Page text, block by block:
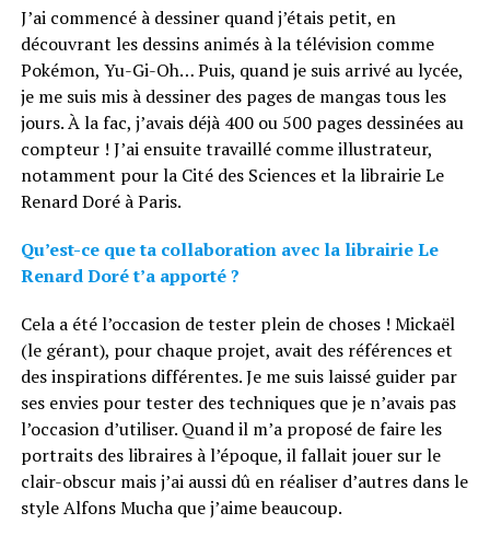
J’ai commencé à dessiner quand j’étais petit, en
découvrant les dessins animés à la télévision comme
Pokémon, Yu-Gi-Oh… Puis, quand je suis arrivé au lycée,
je me suis mis à dessiner des pages de mangas tous les
jours. À la fac, j’avais déjà 400 ou 500 pages dessinées au
compteur ! J’ai ensuite travaillé comme illustrateur,
notamment pour la Cité des Sciences et la librairie Le
Renard Doré à Paris.
Qu’est-ce que ta collaboration avec la librairie Le
Renard Doré t’a apporté ?
Cela a été l’occasion de tester plein de choses ! Mickaël
(le gérant), pour chaque projet, avait des références et
des inspirations différentes. Je me suis laissé guider par
ses envies pour tester des techniques que je n’avais pas
l’occasion d’utiliser. Quand il m’a proposé de faire les
portraits des libraires à l’époque, il fallait jouer sur le
clair-obscur mais j’ai aussi dû en réaliser d’autres dans le
style Alfons Mucha que j’aime beaucoup.